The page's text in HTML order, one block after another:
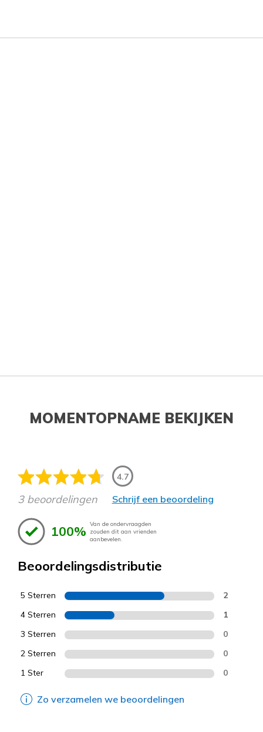
MOMENTOPNAME BEKIJKEN
4.7
3 beoordelingen Schrijf een beoordeling
100% Van de ondervraagden
zouden dit aan vrienden
aanbevelen.
Beoordelingsdistributie
5 Sterren 2
4 Sterren 1
3 Sterren 0
2 Sterren 0
1 Ster 0
Zo verzamelen we beoordelingen